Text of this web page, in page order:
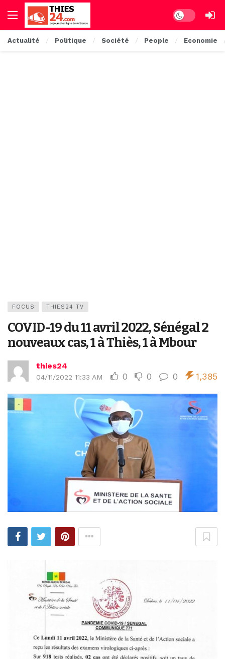
Dark mode
Actualité Politique Société People Economie
FOCUS THIES24 TV
COVID-19 du 11 avril 2022, Sénégal 2
nouveaux cas, 1 à Thiès, 1 à Mbour
thies24
04/11/2022 11:33 AM 0 0 0 1,385